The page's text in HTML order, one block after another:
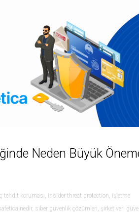
Neden Büyük
tehdit koruması insider threat protection işletme
nedir, siber güvenlik çözümleri şirket veri